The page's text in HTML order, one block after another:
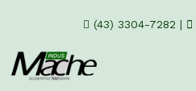
(43) 3304-7282 |